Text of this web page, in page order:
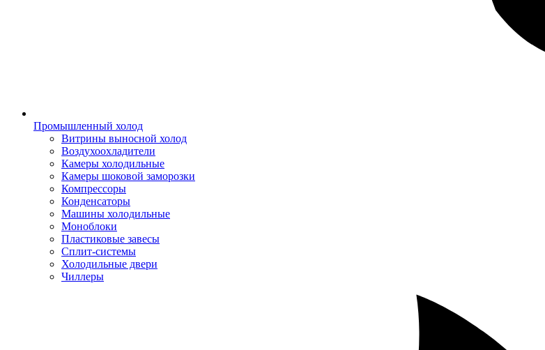
Промышленный холод
Витрины выносной холод
Воздухоохладители
Камеры холодильные
Камеры шоковой заморозки
Компрессоры
Конденсаторы
Машины холодильные
Моноблоки
Пластиковые завесы
Сплит-системы
Холодильные двери
Чиллеры